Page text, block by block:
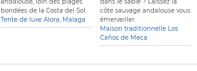
andalouse, loin des plages
bondées de la Costa del Sol.
Tente de luxe Alora, Malaga
dans le sable ? Laissez la
côte sauvage andalouse vous
émerveiller.
Maison traditionnelle Los
Caños de Meca